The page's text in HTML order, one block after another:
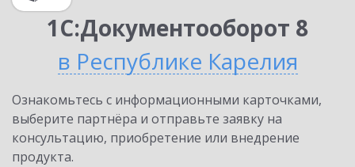
1С:Документооборот 8
в Республике Карелия
Ознакомьтесь с информационными карточками,
выберите партнёра и отправьте заявку на
консультацию, приобретение или внедрение
продукта.